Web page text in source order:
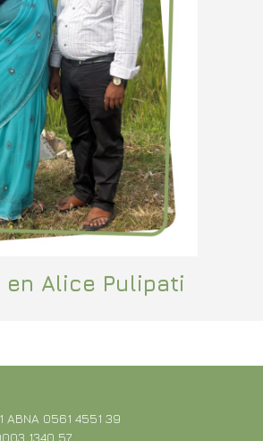
en Alice Pulipati
ABNA 0561 4551 39
1340 57